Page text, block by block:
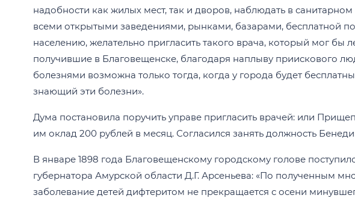
надобности как жилых мест, так и дворов, наблюдать в
всеми открытыми заведениями, рынками, базарами, бесплатной
населению, желательно пригласить такого врача, который мог бы
получившие в Благовещенске, благодаря наплыву приискового
болезнями возможна только тогда, когда у города будет
знающий эти болезни».
Дума постановила поручить управе пригласить врачей: или
им оклад 200 рублей в месяц. Согласился занять должность
В январе 1898 года Благовещенскому городскому голове
губернатора Амурской области Д.Г. Арсеньева: «По полученным
заболевание детей дифтеритом не прекращается с осени